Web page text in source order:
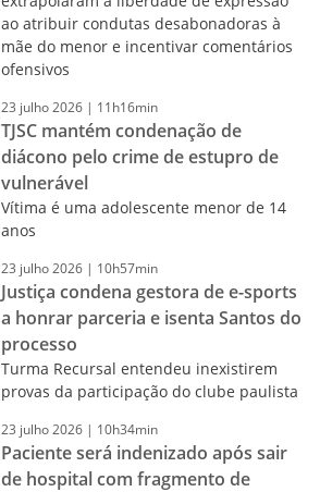
ao atribuir condutas desabonadoras à
mãe do menor e incentivar comentários
ofensivos
23 julho2026 | 11h16min
TJSC mantém condenação de
diácono pelo crime de estupro de
vulnerável
Vítima é uma adolescente menor de 14
anos
23 julho2026 | 10h57min
Justiça condena gestora de e-sports
a honrar parceria e isenta Santos do
processo
Turma Recursal entendeu inexistirem
provas da participação do clube paulista
23 julho2026 | 10h34min
Paciente será indenizado após sair
de hospital com fragmento de